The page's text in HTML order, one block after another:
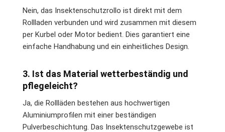
Nein, das Insektenschutzrollo ist direkt mit dem
Rollladen verbunden und wird zusammen mit diesem
per Kurbel oder Motor bedient. Dies garantiert eine
einfache Handhabung und ein einheitliches Design.
3. Ist das Material wetterbeständig und
pflegeleicht?
Ja, die Rollläden bestehen aus hochwertigen
Aluminiumprofilen mit einer beständigen
Pulverbeschichtung. Das Insektenschutzgewebe ist